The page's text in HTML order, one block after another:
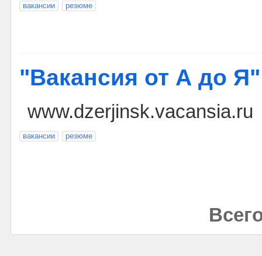
вакансии резюме
"Вакансия от А до Я"
www.dzerjinsk.vacansia.ru
вакансии резюме